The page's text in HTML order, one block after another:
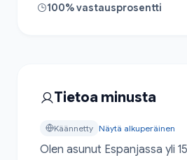
100% vastausprosentti
Tietoa minusta
Käännetty Näytä alkuperäinen
Olen asunut Espanjassa yli